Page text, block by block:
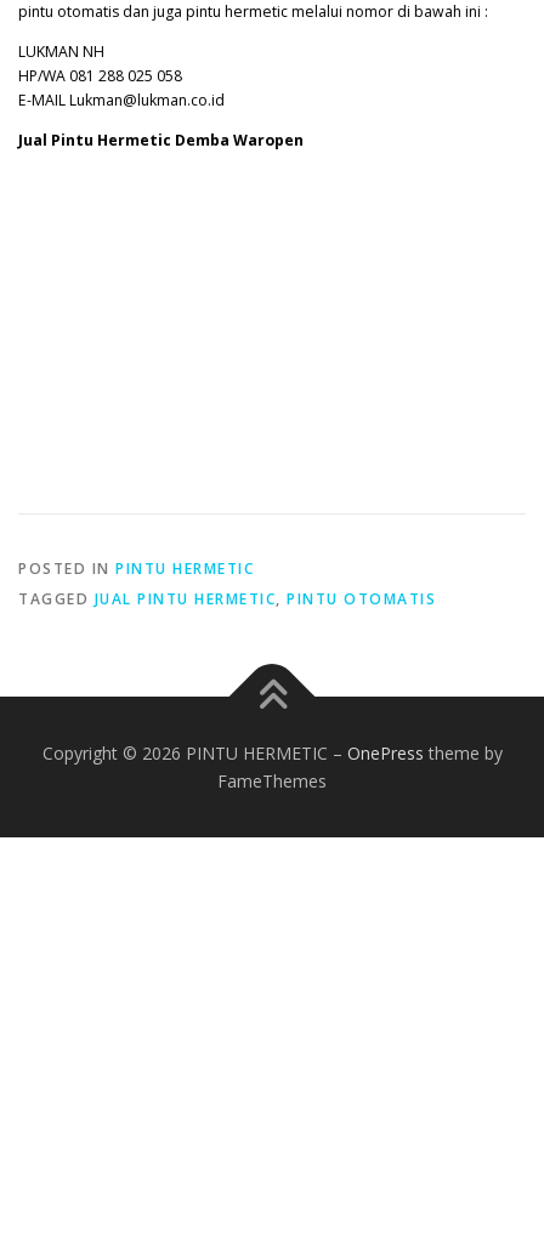
pintu otomatis dan juga pintu hermetic melalui nomor di bawah ini :
LUKMAN NH
HP/WA 081 288 025 058
E-MAIL Lukman@lukman.co.id
Jual Pintu Hermetic Demba Waropen
POSTED IN PINTU HERMETIC
TAGGED JUAL PINTU HERMETIC, PINTU OTOMATIS
Copyright © 2026 PINTU HERMETIC – OnePress theme by
FameThemes